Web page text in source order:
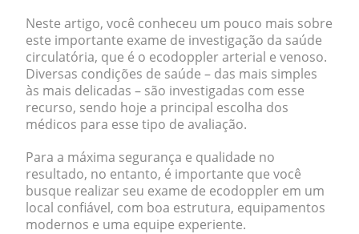
Neste artigo, você conheceu um pouco mais sobre
este importante exame de investigação da saúde
circulatória, que é o ecodoppler arterial e venoso.
Diversas condições de saúde – das mais simples
às mais delicadas – são investigadas com esse
recurso, sendo hoje a principal escolha dos
médicos para esse tipo de avaliação.
Para a máxima segurança e qualidade no
resultado, no entanto, é importante que você
busque realizar seu exame de ecodoppler em um
local confiável, com boa estrutura, equipamentos
modernos e uma equipe experiente.